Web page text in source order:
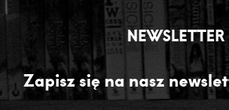
NEWSLETTER
Zapisz się na nasz